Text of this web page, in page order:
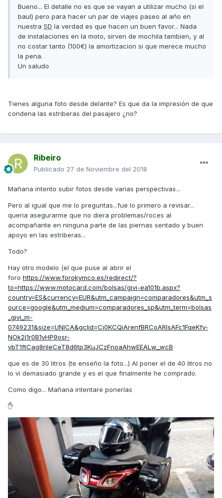
Bueno... El detalle no es que se vayan a utilizar mucho (si el
baul) pero para hacer un par de viajes paseo al año en
nuestra SD la verdad es que hacen un buen favor... Nada
de instalaciones en la moto, sirven de mochila tambien, y al
no costar tanto (100€) la amortizacion si que merece mucho
la pena.
Un saludo
Tienes alguna foto desde delante? Es que da la impresión de que
condena las estriberas del pasajero ¿no?
Ribeiro
Publicado 27 de Noviembre del 2018
Mañana intento subir fotos desde varias perspectivas...
Pero al igual que me lo preguntas...fue lo primero a revisar...
queria asegurarme que no diera problemas/roces al
acompañante en ninguna parte de las piernas sentado y buen
apoyo en las estriberas...
Todo?
Hay otro modelo (el que puse al abrir el
foro https://www.forokymco.es/redirect/?
to=https://www.motocard.com/bolsas/givi-ea101b.aspx?
country=ES&currency=EUR&utm_campaign=comparadores&utm_s
ource=google&utm_medium=comparadores_sp&utm_term=bolsas
_givi_m-
0749231&size=UNICA&gclid=Cj0KCQiArenfBRCoARIsAFc1FqeKfy-
NOk2j1r0B1vHP9osr-
vbT1ftCag8nIeCeT8d6tp3KuJCzFnoaAhwEEALw_wcB
que es de 30 litros (te enseño la foto...) Al poner el de 40 litros no
lo vi demasiado grande y es el que finalmente he comprado.
Como digo... Mañana intentare ponerlas
✋